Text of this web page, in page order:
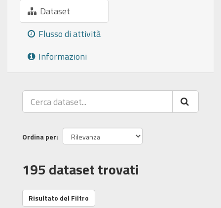
Dataset
Flusso di attività
Informazioni
Ordina per
195 dataset trovati
Risultato del Filtro